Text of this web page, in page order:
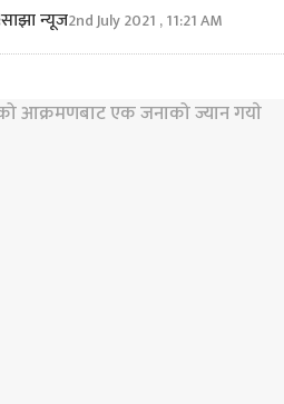
साझा न्यूज2nd July 2021 , 11:21 AM